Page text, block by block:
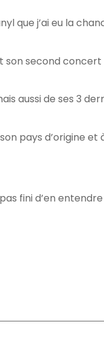
que j’ai eu la
son second
aussi de ses 3
pays d’origine et
fini d’en